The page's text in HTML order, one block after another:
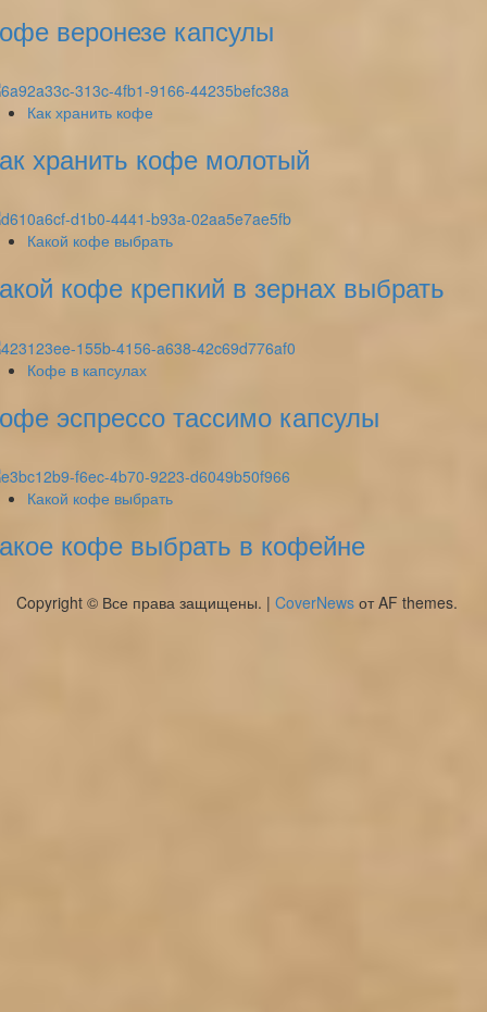
веронезе капсулы
Как хранить кофе
хранить кофе молотый
Какой кофе выбрать
кофе крепкий в зернах выбрать
Кофе в капсулах
эспрессо тассимо капсулы
Какой кофе выбрать
кофе выбрать в кофейне
Copyright © Все права защищены. | CoverNews от AF themes.